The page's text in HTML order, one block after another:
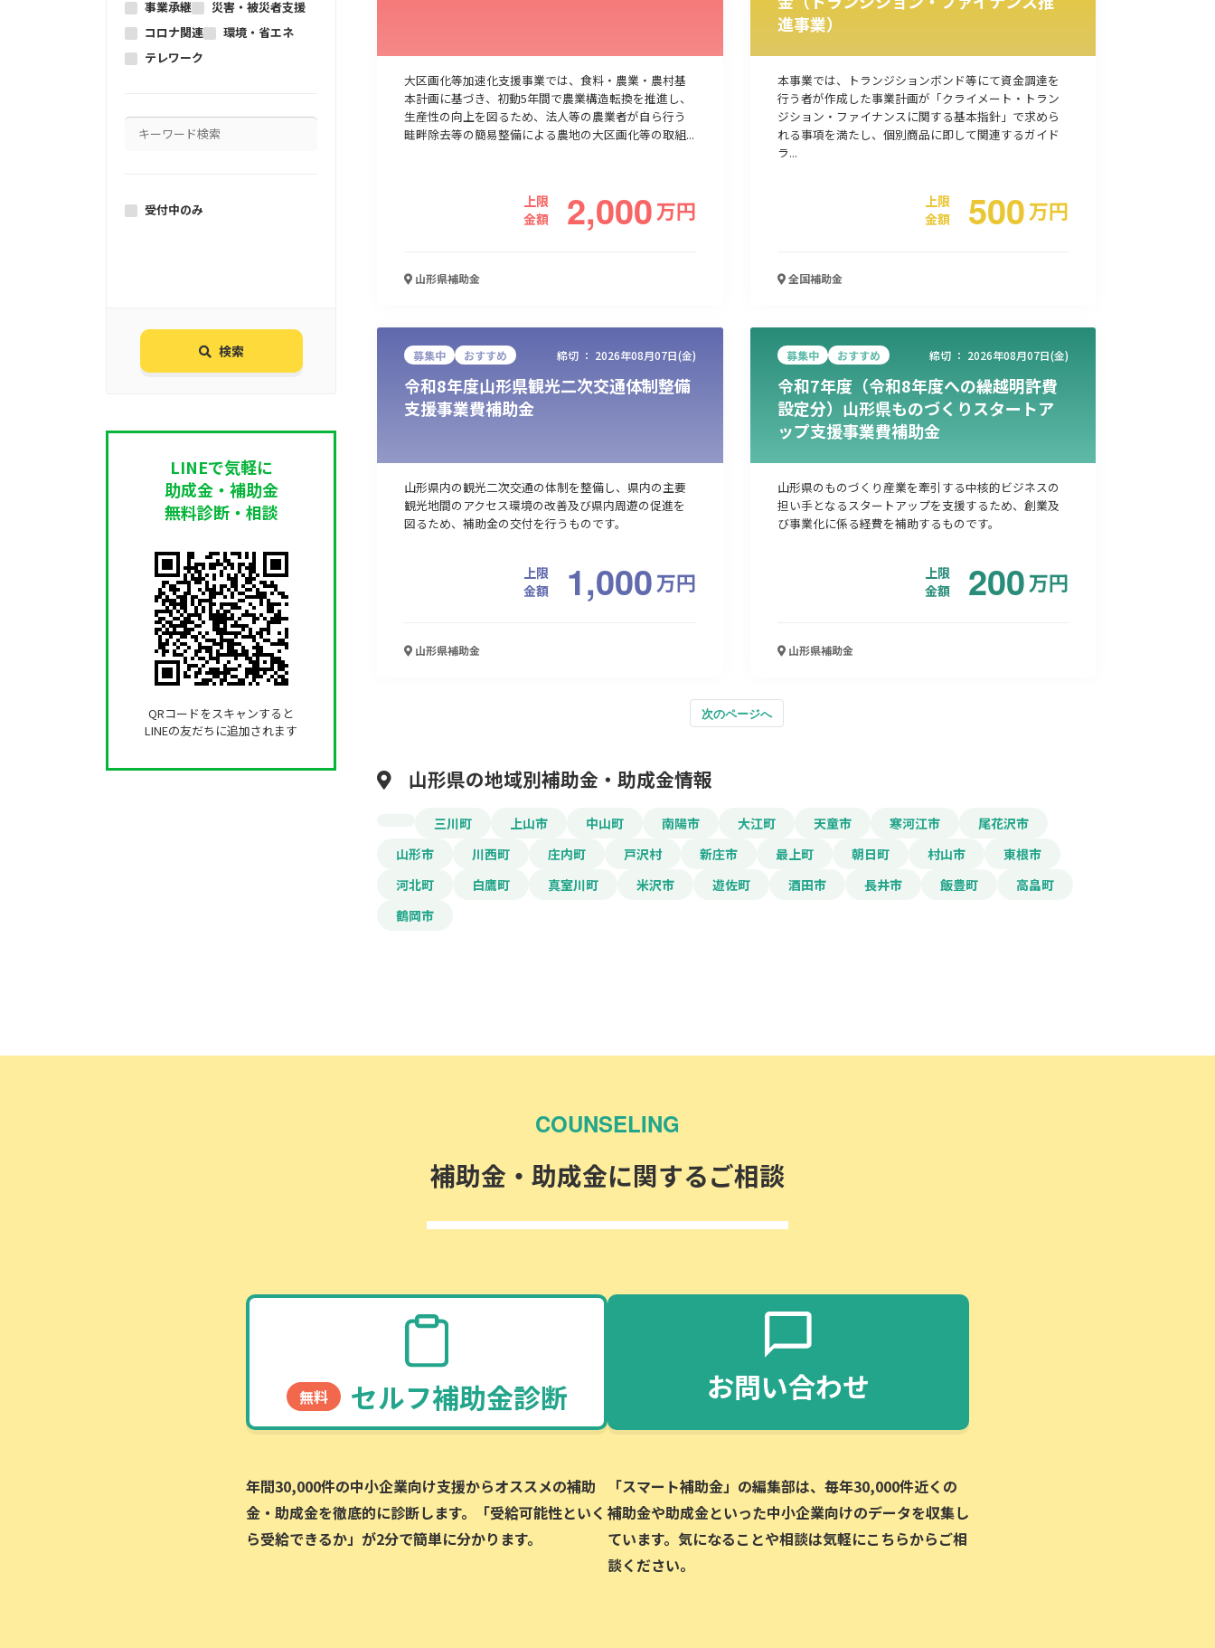
事業承継
災害・被災者支援
コロナ関連
環境・省エネ
テレワーク
受付中のみ
検索
LINEで気軽に
助成金・補助金
無料診断・相談
QRコードをスキャンすると
LINEの友だちに追加されます
大区画化等加速化支援事業では、⾷料・農業・農村基
本計画に基づき、初動5年間で農業構造転換を推進し、
⽣産性の向上を図るため、法⼈等の農業者が⾃ら⾏う
畦畔除去等の簡易整備による農地の大区画化等の取組...
上限
金額
2,000万円
山形県補助金
進事業）
本事業では、トランジションボンド等にて資金調達を
行う者が作成した事業計画が「クライメート・トラン
ジション・ファイナンスに関する基本指針」で求めら
れる事項を満たし、個別商品に即して関連するガイド
ラ...
上限
金額
500万円
全国補助金
募集中 おすすめ 締切 ： 2026年08月07日(金)
令和8年度山形県観光二次交通体制整備
支援事業費補助金
山形県内の観光二次交通の体制を整備し、県内の主要
観光地間のアクセス環境の改善及び県内周遊の促進を
図るため、補助金の交付を行うものです。
上限
金額
1,000万円
山形県補助金
募集中 おすすめ 締切 ： 2026年08月07日(金)
令和7年度（令和8年度への繰越明許費
設定分）山形県ものづくりスタートア
ップ支援事業費補助金
山形県のものづくり産業を牽引する中核的ビジネスの
担い手となるスタートアップを支援するため、創業及
び事業化に係る経費を補助するものです。
上限
金額
200万円
山形県補助金
次のページへ
山形県の地域別補助金・助成金情報
三川町 上山市 中山町 南陽市 大江町 天童市 寒河江市
尾花沢市
山形市
川西町 庄内町 戸沢村 新庄市 最上町 朝日町 村山市
東根市
河北町
白鷹町 真室川町 米沢市 遊佐町 酒田市 長井市 飯豊町
高畠町
鶴岡市
COUNSELING
補助金・助成金に関するご相談
無料 セルフ補助金診断
年間30,000件の中小企業向け支援からオススメの補助
金・助成金を徹底的に診断します。「受給可能性といく
ら受給できるか」が2分で簡単に分かります。
お問い合わせ
「スマート補助金」の編集部は、毎年30,000件近くの
補助金や助成金といった中小企業向けのデータを収集し
ています。気になることや相談は気軽にこちらからご相
談ください。